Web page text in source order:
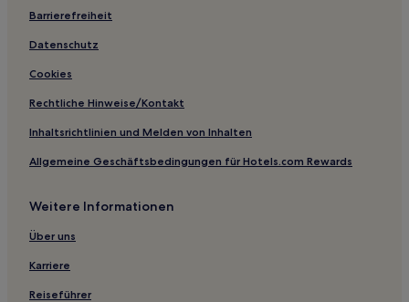
Chaijia Hotels
Shanxi: Hotels
Hotels nahe Stadion von Lüliang
Lüliang Hotels
Zhongyang Hotels
Houma Hotels
Hotels nahe Linfen Jin Alte Stadt Ruinen
Shuozhou Hotels
Hotels nahe Wangjia Dayuan
Hotels nahe Xiangfen Statuenmonument
Barrierefreiheit
Datenschutz
Cookies
Rechtliche Hinweise/Kontakt
Inhaltsrichtlinien und Melden von Inhalten
Allgemeine Geschäftsbedingungen für Hotels.com Rewards
Weitere Informationen
Über uns
Karriere
Reiseführer